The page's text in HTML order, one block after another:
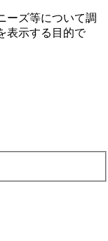
ーズ等について調
表⽰する⽬的で